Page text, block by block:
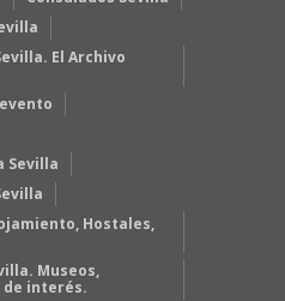
El Archivo
Sevilla
Hostales,
Museos,
de interés.